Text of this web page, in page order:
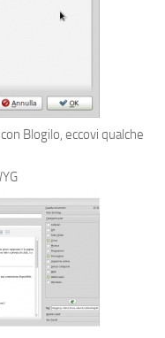
Blogilo, eccovi qualche